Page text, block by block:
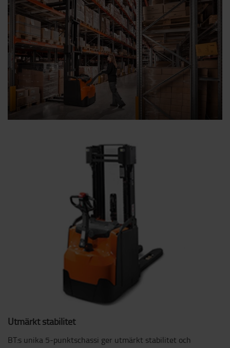
Utmärkt stabilitet
BT:s unika 5-punktschassi ger utmärkt stabilitet och